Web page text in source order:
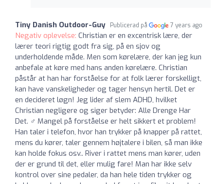
Tiny Danish Outdoor-Guy Publicerad på 7 years ago
Negativ oplevelse: Christian er en excentrisk lære, der
lærer teori rigtig godt fra sig, på en sjov og
underholdende måde. Men som kørelære, der kan jeg kun
anbefale at køre med hans anden kørelære. Christian
påstår at han har forståelse for at folk lærer forskelligt,
kan have vanskeligheder og tager hensyn hertil. Det er
en decideret løgn! Jeg lider af slem ADHD, hvilket
Christian negligere og siger betyder: Alle Drenge Har
Det. ‍♂️ Mangel på forståelse er helt sikkert et problem!
Han taler i telefon, hvor han trykker på knapper på rattet,
mens du kører, taler gennem højtalere i bilen, så man ikke
kan holde fokus osv.. River i rattet mens man kører, uden
der er grund til det, eller mulig fare! Man har ikke selv
kontrol over sine pedaler, da han hele tiden trykker og